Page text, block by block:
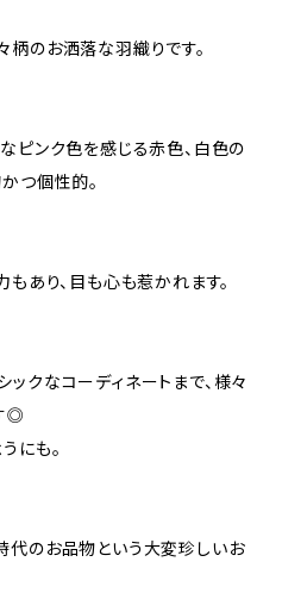
のお洒落な羽織りです。
ピンク色を感じる赤色、白色の
つ個性的。
もあり、目も心も惹かれます。
クなコーディネートまで、様々
◎
にも。
のお品物という大変珍しいお